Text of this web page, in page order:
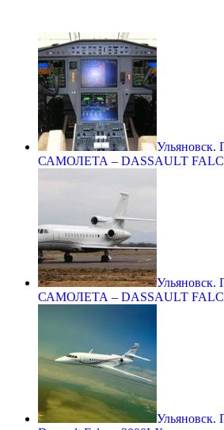
САМОЛЕТА – DASSAULT
САМОЛЕТА – DASSAULT
Ульяновск.